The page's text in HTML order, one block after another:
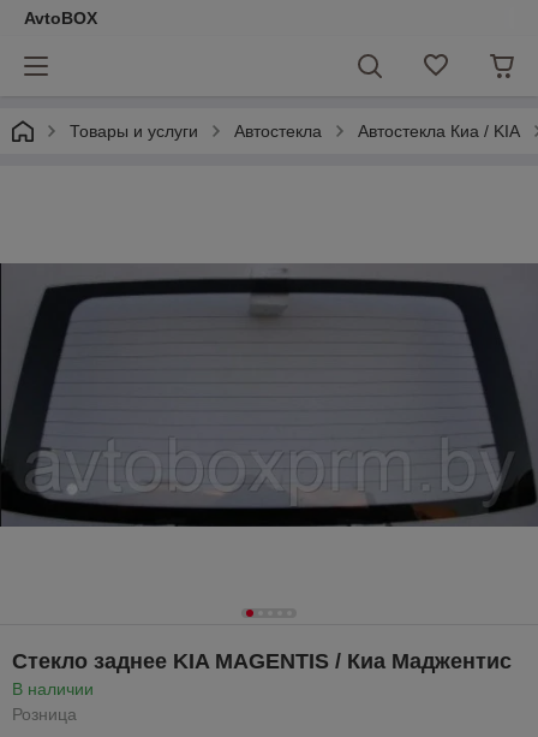
AvtoBOX
Товары и услуги Автостекла Автостекла Киа / KIA
Стекло заднее KIA MAGENTIS / Киа Маджентис
В наличии
Розница